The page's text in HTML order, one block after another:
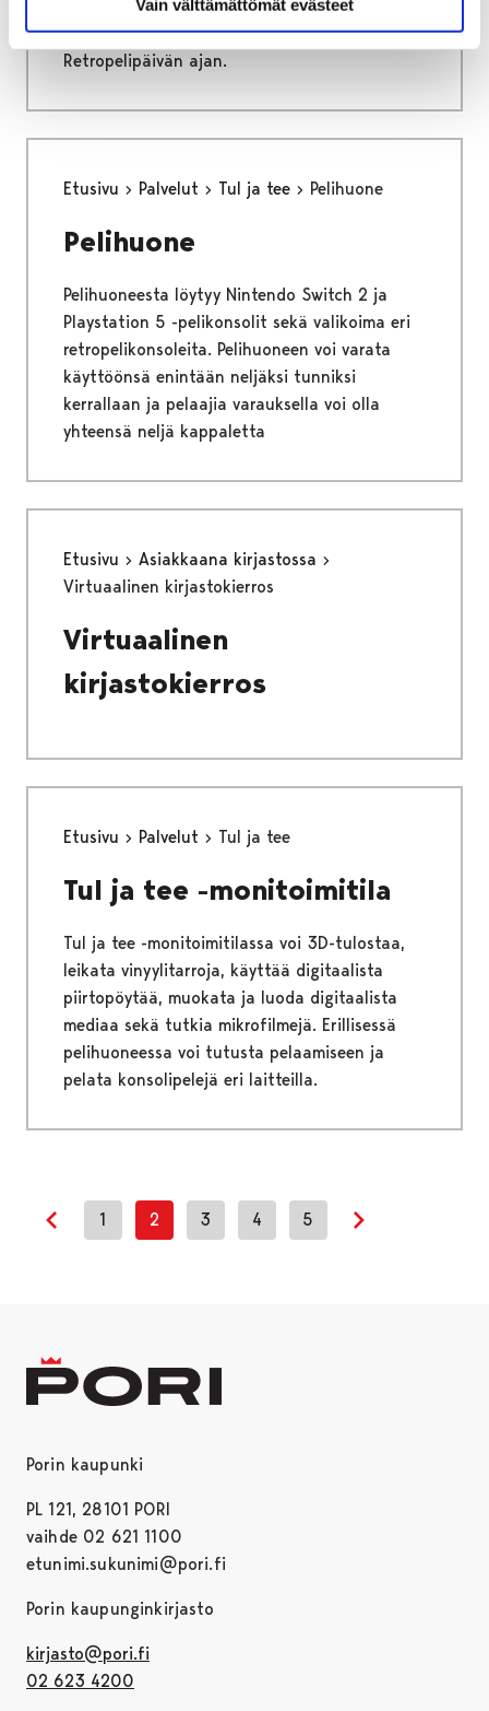
Vain välttämättömät evästeet
lisäksi tarjolla erilaisia tuotepalkintoja.
Useimmat turnaukset ovat käynnissä koko
Retropelipäivän ajan.
Etusivu Palvelut Tul ja tee Pelihuone
Pelihuone
Pelihuoneesta löytyy Nintendo Switch 2 ja
Playstation 5 -pelikonsolit sekä valikoima eri
retropelikonsoleita. Pelihuoneen voi varata
käyttöönsä enintään neljäksi tunniksi
kerrallaan ja pelaajia varauksella voi olla
yhteensä neljä kappaletta
Etusivu
Asiakkaana kirjastossa
Virtuaalinen kirjastokierros
Virtuaalinen
kirjastokierros
Etusivu Palvelut Tul ja tee
Tul ja tee -monitoimitila
Tul ja tee -monitoimitilassa voi 3D-tulostaa,
leikata vinyylitarroja, käyttää digitaalista
piirtopöytää, muokata ja luoda digitaalista
mediaa sekä tutkia mikrofilmejä. Erillisessä
pelihuoneessa voi tutusta pelaamiseen ja
pelata konsolipelejä eri laitteilla.
Previous page
1 2 3 4 5
Porin kaupunki
PL 121, 28101 PORI
vaihde 02 621 1100
etunimi.sukunimi@pori.fi
Porin kaupunginkirjasto
kirjasto@pori.fi
02 623 4200